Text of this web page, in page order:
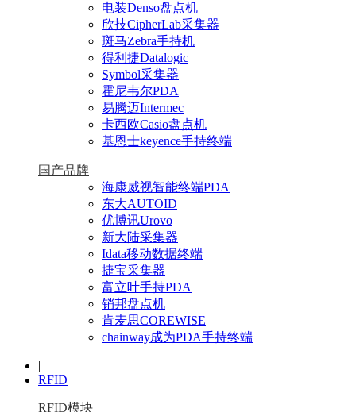
电装Denso盘点机
欣技CipherLab采集器
斑马Zebra手持机
得利捷Datalogic
Symbol采集器
霍尼韦尔PDA
易腾迈Intermec
卡西欧Casio盘点机
基恩士keyence手持终端
国产品牌
海康威视智能终端PDA
东大AUTOID
优博讯Urovo
新大陆采集器
Idata移动数据终端
捷宝采集器
富立叶手持PDA
销邦盘点机
肯麦思COREWISE
chainway成为PDA手持终端
|
RFID
RFID模块